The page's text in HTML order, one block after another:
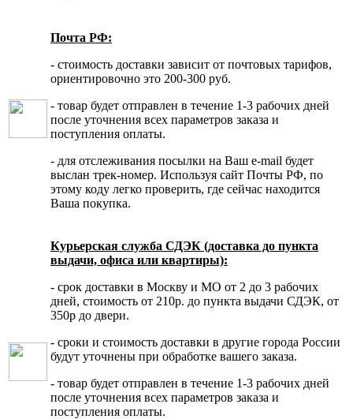
Почта РФ:
- стоимость доставки зависит от почтовых тарифов,
ориентировочно это 200-300 руб.
- товар будет отправлен в течение 1-3 рабочих дней
после уточнения всех параметров заказа и
поступления оплаты.
- для отслеживания посылки на Ваш e-mail будет
выслан трек-номер. Используя сайт Почты РФ, по
этому коду легко проверить, где сейчас находится
Ваша покупка.
Курьерская служба СДЭК (доставка до пункта
выдачи, офиса или квартиры):
- срок доставки в Москву и МО от 2 до 3 рабочих
дней, стоимость от 210р. до пункта выдачи СДЭК, от
350р до двери.
- сроки и стоимость доставки в другие города России
будут уточнены при обработке вашего заказа.
- товар будет отправлен в течение 1-3 рабочих дней
после уточнения всех параметров заказа и
поступления оплаты.